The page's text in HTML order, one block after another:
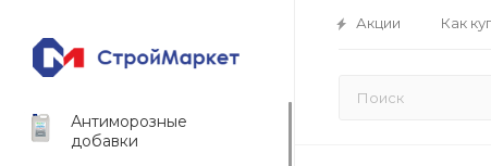
Акции Как
Антиморозные
добавки